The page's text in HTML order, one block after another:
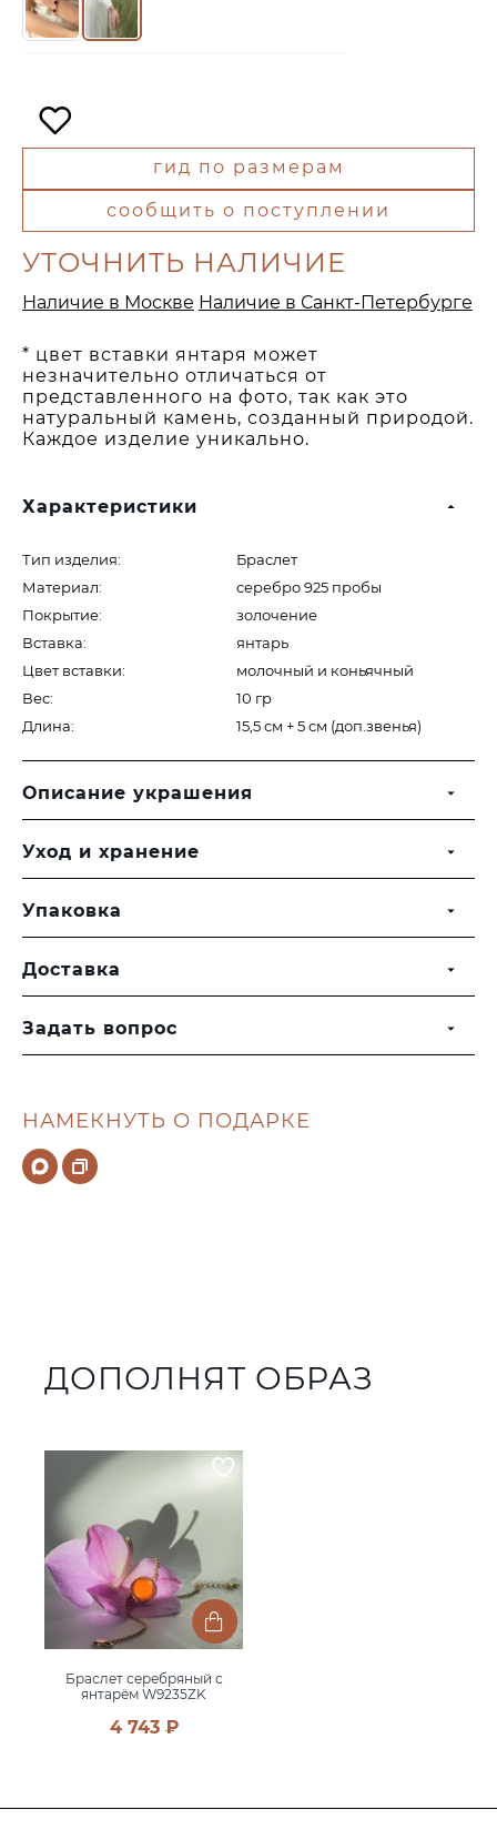
гид по размерам
сообщить о поступлении
НАМЕКНУТЬ О ПОДАРКЕ
* цвет вставки янтаря может
незначительно отличаться от
представленного на фото, так как это
натуральный камень, созданный природой.
Каждое изделие уникально.
Характеристики
Тип изделия:
Браслет
Материал:
серебро 925 пробы
Покрытие:
золочение
Вставка:
янтарь
Цвет вставки:
молочный и коньячный
Вес:
10 гр
Длина:
15,5 см + 5 см (доп.звенья)
Описание украшения
Уход и хранение
Упаковка
Доставка
Задать вопрос
УТОЧНИТЬ НАЛИЧИЕ
Наличие в Москве Наличие в Санкт-Петербурге
ДОПОЛНЯТ ОБРАЗ
Браслет серебряный с
янтарём W9235ZK
4 743 ₽